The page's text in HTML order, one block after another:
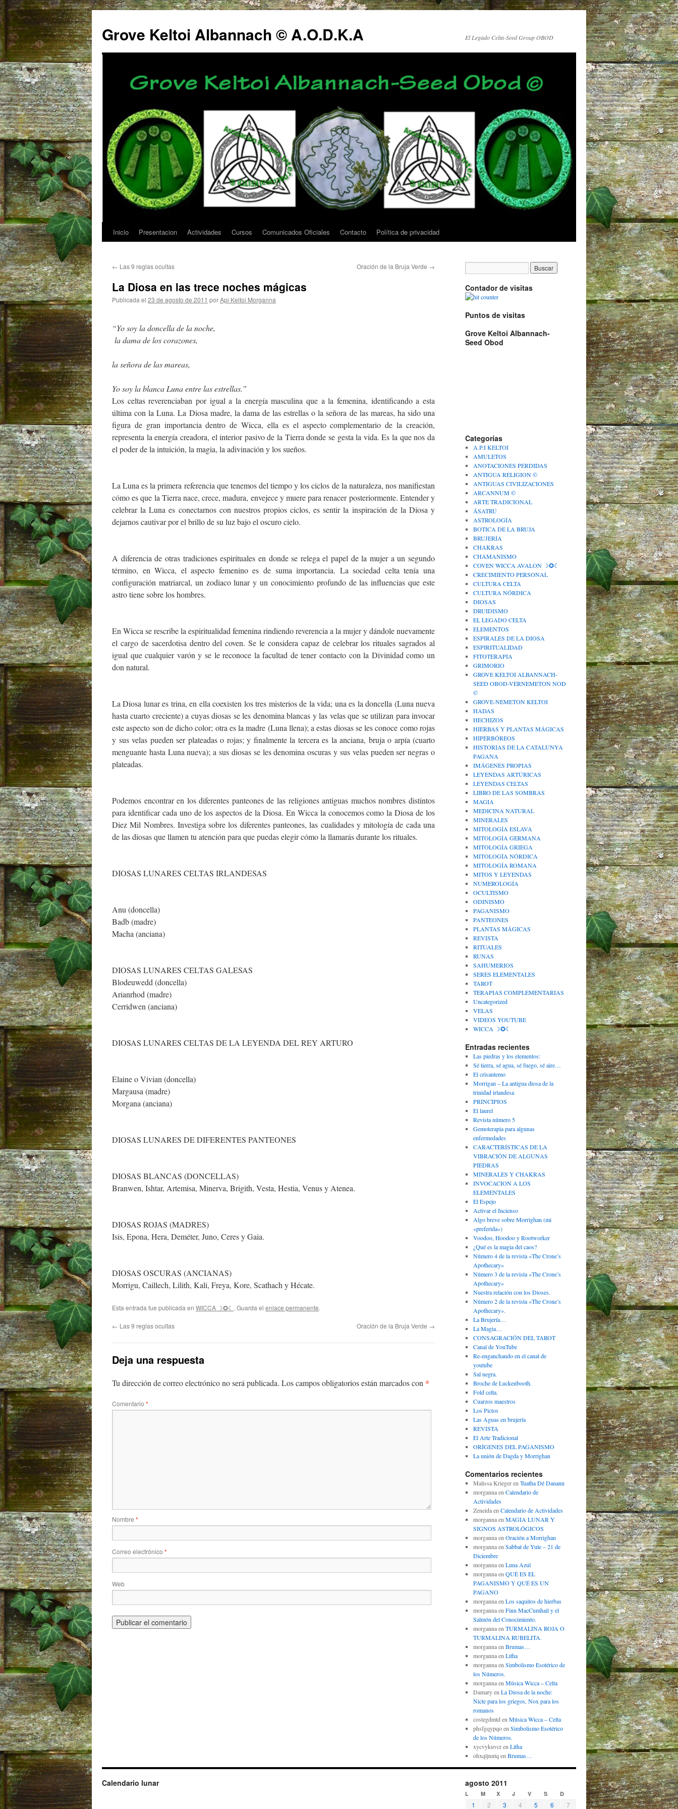
Grove Keltoi Albannach © A.O.D.K.A El Legado Celta-Seed Group OBOD
Saltar
contenido
Inicio Presentacion Actividades Cursos Comunicados Oficiales Contacto Política de privacidad
← Las 9 reglas ocultas Oración de la Bruja Verde →
La Diosa en las trece noches mágicas
Publicada el 23 de agosto de 2011 porApi Keltoi Morganna
“Yo soy la doncella de la noche,
la dama de los corazones,
la señora de las mareas,
Yo soy la blanca Luna entre las estrellas.”
Los celtas reverenciaban por igual a la energía masculina que a la femenina, identificando a esta
última con la Luna. La Diosa madre, la dama de las estrellas o la señora de las mareas, ha sido una
figura de gran importancia dentro de Wicca, ella es el aspecto complementario de la creación,
representa la energía creadora, el interior pasivo de la Tierra donde se gesta la vida. Es la que nos da
el poder de la intuición, la magia, la adivinación y los sueños.
La Luna es la primera referencia que tenemos del tiempo y los ciclos de la naturaleza, nos manifiestan
cómo es que la Tierra nace, crece, madura, envejece y muere para renacer posteriormente. Entender y
celebrar la Luna es conectarnos con nuestros propios ciclos, es sentir la inspiración de la Diosa y
dejarnos cautivar por el brillo de su luz bajo el oscuro cielo.
A diferencia de otras tradiciones espirituales en donde se relega el papel de la mujer a un segundo
término, en Wicca, el aspecto femenino es de suma importancia. La sociedad celta tenía una
configuración matriarcal, un zodiaco lunar y un conocimiento profundo de las influencias que este
astro tiene sobre los hombres.
En Wicca se rescribe la espiritualidad femenina rindiendo reverencia a la mujer y dándole nuevamente
el cargo de sacerdotisa dentro del coven. Se le considera capaz de celebrar los rituales sagrados al
igual que cualquier varón y se le reconoce la facultad de tener contacto con la Divinidad como un
don natural.
La Diosa lunar es trina, en ella coexisten los tres misterios de la vida; una es la doncella (Luna nueva
hasta cuarto creciente) a cuyas diosas se les denomina blancas y las velas que se utilizan para invocar
este aspecto son de dicho color; otra es la madre (Luna llena); a estas diosas se les conoce como rojas
y sus velas pueden ser plateadas o rojas; y finalmente la tercera es la anciana, bruja o arpía (cuarto
menguante hasta Luna nueva); a sus diosas se les denomina oscuras y sus velas pueden ser negras o
plateadas.
Podemos encontrar en los diferentes panteones de las religiones antiguas muchos nombres distintos
para identificar cada uno de los aspectos de la Diosa. En Wicca la conocemos como la Diosa de los
Diez Mil Nombres. Investiga sobre los diferentes panteones, las cualidades y mitología de cada una
de las diosas que llamen tu atención para que puedas elegir cómo la llamarás durante los rituales.
DIOSAS LUNARES CELTAS IRLANDESAS
Anu (doncella)
Badb (madre)
Macha (anciana)
DIOSAS LUNARES CELTAS GALESAS
Blodeuwedd (doncella)
Arianrhod (madre)
Cerridwen (anciana)
DIOSAS LUNARES CELTAS DE LA LEYENDA DEL REY ARTURO
Elaine o Vivian (doncella)
Margausa (madre)
Morgana (anciana)
DIOSAS LUNARES DE DIFERENTES PANTEONES
DIOSAS BLANCAS (DONCELLAS)
Branwen, Ishtar, Artemisa, Minerva, Brigith, Vesta, Hestia, Venus y Atenea.
DIOSAS ROJAS (MADRES)
Isis, Epona, Hera, Deméter, Juno, Ceres y Gaia.
DIOSAS OSCURAS (ANCIANAS)
Morrigu, Caillech, Lilith, Kali, Freya, Kore, Scathach y Hécate.
Esta entrada fue publicada en WICCA ☽✪☾ . Guarda el enlace permanente.
← Las 9 reglas ocultas Oración de la Bruja Verde →
Deja una respuesta
Tu dirección de correo electrónico no será publicada. Los campos obligatorios están marcados con *
Comentario *
Nombre *
Correo electrónico *
Web
Contador de visitas
Puntos de visitas
Grove Keltoi Albannach-
Seed Obod
Categorías
A.P.I KELTOI
AMULETOS
ANOTACIONES PERDIDAS
ANTIGUA RELIGION ©
ANTIGUAS CIVILIZACIONES
ARCANNUM ©
ARTE TRADICIONAL
ÁSATRÚ
ASTROLOGÍA
BOTICA DE LA BRUJA
BRUJERÍA
CHAKRAS
CHAMANISMO
COVEN WICCA AVALON ☽✪☾
CRECIMIENTO PERSONAL
CULTURA CELTA
CULTURA NÓRDICA
DIOSAS
DRUIDISMO
EL LEGADO CELTA
ELEMENTOS
ESPIRALES DE LA DIOSA
ESPIRITUALIDAD
FITOTERAPIA
GRIMORIO
GROVE KELTOI ALBANNACH-
SEED OBOD-VERNEMETON NOD
©
GROVE-NEMETON KELTOI
HADAS
HECHIZOS
HIERBAS Y PLANTAS MÁGICAS
HIPERBÓREOS
HISTORIAS DE LA CATALUNYA
PAGANA
IMÁGENES PROPIAS
LEYENDAS ARTÚRICAS
LEYENDAS CELTAS
LIBRO DE LAS SOMBRAS
MAGIA
MEDICINA NATURAL
MINERALES
MITOLOGÍA ESLAVA
MITOLOGÍA GERMANA
MITOLOGÍA GRIEGA
MITOLOGÍA NÓRDICA
MITOLOGÍA ROMANA
MITOS Y LEYENDAS
NUMEROLOGÍA
OCULTISMO
ODINISMO
PAGANISMO
PANTEONES
PLANTAS MÁGICAS
REVISTA
RITUALES
RUNAS
SAHUMERIOS
SERES ELEMENTALES
TAROT
TERAPIAS COMPLEMENTARIAS
Uncategorized
VELAS
VIDEOS YOUTUBE
WICCA ☽✪☾
Entradas recientes
Las piedras y los elementos:
Sé tierra, sé agua, sé fuego, sé aire…
El crisantemo
Morrigan – La antigua diosa de la
trinidad irlandesa
PRINCIPIOS
El laurel
Revista número 5
Gemoterapia para algunas
enfermedades
CARACTERÍSTICAS DE LA
VIBRACIÓN DE ALGUNAS
PIEDRAS
MINERALES Y CHAKRAS
INVOCACION A LOS
ELEMENTALES
El Espejo
Activar el Incienso
Algo breve sobre Morrighan (mi
«preferida»)
Voodoo, Hoodoo y Rootworker
¿Qué es la magia del caos?
Número 4 de la revista «The Crone’s
Apothecary»
Número 3 de la revista «The Crone’s
Apothecary»
Nuestra relación con los Dioses.
Número 2 de la revista «The Crone’s
Apothecary».
La Brujería…
La Magia…
CONSAGRACIÓN DEL TAROT
Canal de YouTube
Re-enganchando en el canal de
youtube
Sal negra.
Broche de Luckenbooth.
Fold celta.
Cuarzos maestros
Los Pictos
Las Aguas en brujería
REVISTA
El Arte Tradicional
ORÍGENES DEL PAGANISMO
La unión de Dagda y Morrighan
Comentarios recientes
Malissa Kriegeren Tuatha Dé Danann
morgannaen Calendario de
Actividades
Zeneidaen Calendario de Actividades
morgannaen MAGIA LUNAR Y
SIGNOS ASTROLÓGICOS
morgannaen Oración a Morrighan
morgannaen Sabbat de Yule – 21 de
Diciembre
morgannaen Luna Azul
morgannaen QUÉ ES EL
PAGANISMO Y QUÉ ES UN
PAGANO
morgannaen Los saquitos de hierbas
morgannaen Finn MacCumhail y el
Salmón del Conocimiento.
morgannaen TURMALINA ROJA O
TURMALINA RUBELITA.
morgannaen Brumas…
morgannaen Litha
morgannaen Simbolismo Esotérico de
los Números.
morgannaen Música Wicca – Celta
Damaryen La Diosa de la noche:
Nicte para los griegos, Nox para los
romanos
costegdmtd en Música Wicca – Celta
phsfgqypqoen Simbolismo Esotérico
de los Números.
xycvykuvcren Litha
ohxqljnntq en Brumas…
Calendario lunar agosto 2011
L M X J V S D
1 2 3 4 5 6 7